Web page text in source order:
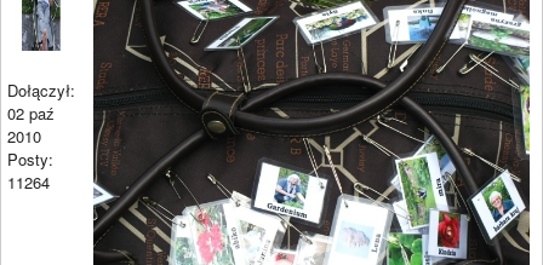
Dołączył:
02 paź
2010
Posty:
11264